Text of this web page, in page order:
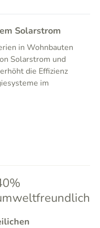
Solarstrom
in Wohnbauten
Solarstrom und
die Effizienz
im